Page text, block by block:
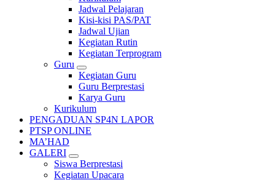
Jadwal Pelajaran
Kisi-kisi PAS/PAT
Jadwal Ujian
Kegiatan Rutin
Kegiatan Terprogram
Guru
Kegiatan Guru
Guru Berprestasi
Karya Guru
Kurikulum
PENGADUAN SP4N LAPOR
PTSP ONLINE
MA’HAD
GALERI
Siswa Berprestasi
Kegiatan Upacara